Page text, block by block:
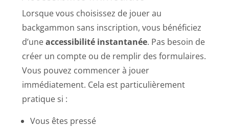
Lorsque vous choisissez de jouer au
backgammon sans inscription, vous bénéficiez
d’uneaccessibilité instantanée. Pas besoin de
créer un compte ou de remplir des formulaires.
Vous pouvez commencer à jouer
immédiatement. Cela est particulièrement
pratique si :
Vous êtes pressé